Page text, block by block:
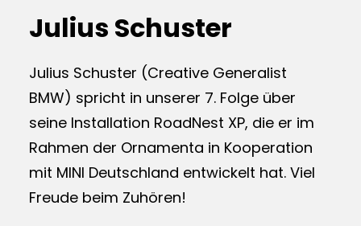
Julius Schuster
Julius Schuster (Creative Generalist
BMW) spricht in unserer 7. Folge über
seine Installation RoadNest XP, die er im
Rahmen der Ornamenta in Kooperation
mit MINI Deutschland entwickelt hat. Viel
Freude beim Zuhören!